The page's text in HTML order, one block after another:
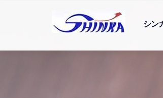
シン